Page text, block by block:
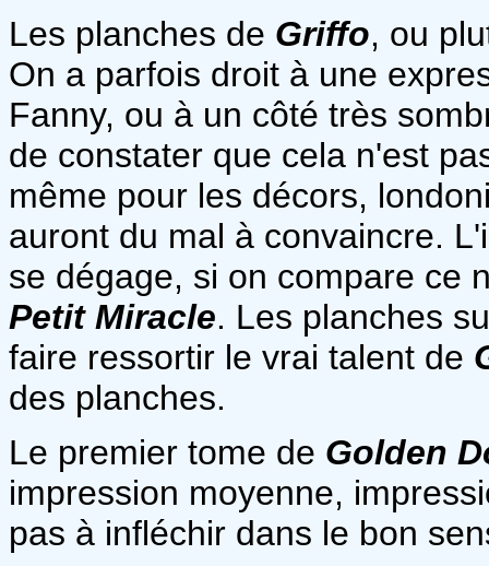
Les planches de Griffo, ou
On a parfois droit à une
Fanny, ou à un côté très
de constater que cela n'est
même pour les décors,
auront du mal à convaincre.
se dégage, si on compare ce
Petit Miracle. Les planches
faire ressortir le vrai talent de
des planches.
Le premier tome de Golden
impression moyenne,
pas à infléchir dans le bon